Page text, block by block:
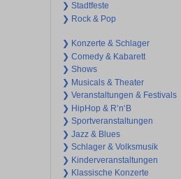
❯ Stadtfeste
❯ Rock & Pop
❯ Konzerte & Schlager
❯ Comedy & Kabarett
❯ Shows
❯ Musicals & Theater
❯ Veranstaltungen & Festivals
❯ HipHop & R’n‘B
❯ Sportveranstaltungen
❯ Jazz & Blues
❯ Schlager & Volksmusik
❯ Kinderveranstaltungen
❯ Klassische Konzerte